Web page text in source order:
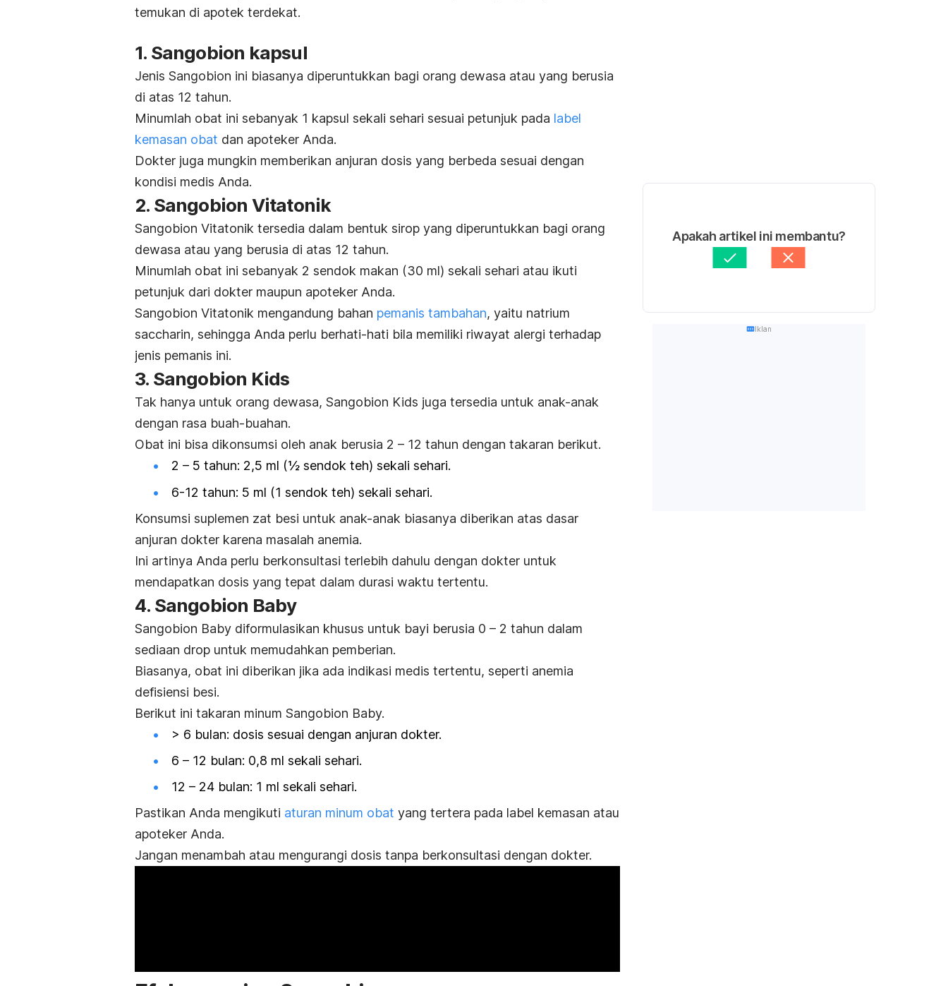
temukan di apotek terdekat.
1. Sangobion kapsul
Jenis Sangobion ini biasanya diperuntukkan bagi orang dewasa atau yang berusia
di atas 12 tahun.
Minumlah obat ini sebanyak 1 kapsul sekali sehari sesuai petunjuk pada label
kemasan obat dan apoteker Anda.
Dokter juga mungkin memberikan anjuran dosis yang berbeda sesuai dengan
kondisi medis Anda.
2. Sangobion Vitatonik
Sangobion Vitatonik tersedia dalam bentuk sirop yang diperuntukkan bagi orang
dewasa atau yang berusia di atas 12 tahun.
Minumlah obat ini sebanyak 2 sendok makan (30 ml) sekali sehari atau ikuti
petunjuk dari dokter maupun apoteker Anda.
Sangobion Vitatonik mengandung bahan pemanis tambahan, yaitu natrium
saccharin, sehingga Anda perlu berhati-hati bila memiliki riwayat alergi terhadap
jenis pemanis ini.
3. Sangobion Kids
Tak hanya untuk orang dewasa, Sangobion Kids juga tersedia untuk anak-anak
dengan rasa buah-buahan.
Obat ini bisa dikonsumsi oleh anak berusia 2 – 12 tahun dengan takaran berikut.
2 – 5 tahun: 2,5 ml (½ sendok teh) sekali sehari.
6-12 tahun: 5 ml (1 sendok teh) sekali sehari.
Konsumsi suplemen zat besi untuk anak-anak biasanya diberikan atas dasar
anjuran dokter karena masalah anemia.
Ini artinya Anda perlu berkonsultasi terlebih dahulu dengan dokter untuk
mendapatkan dosis yang tepat dalam durasi waktu tertentu.
4. Sangobion Baby
Sangobion Baby diformulasikan khusus untuk bayi berusia 0 – 2 tahun dalam
sediaan drop untuk memudahkan pemberian.
Biasanya, obat ini diberikan jika ada indikasi medis tertentu, seperti anemia
defisiensi besi.
Berikut ini takaran minum Sangobion Baby.
> 6 bulan: dosis sesuai dengan anjuran dokter.
6 – 12 bulan: 0,8 ml sekali sehari.
12 – 24 bulan: 1 ml sekali sehari.
Pastikan Anda mengikuti aturan minum obat yang tertera pada label kemasan atau
apoteker Anda.
Jangan menambah atau mengurangi dosis tanpa berkonsultasi dengan dokter.
Apakah artikel ini membantu?
Iklan